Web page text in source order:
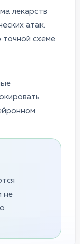
лекарств
атак.
схеме
не